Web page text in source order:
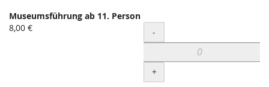
Museumsführung ab 11. Person
8,00 €
Menge
-
+